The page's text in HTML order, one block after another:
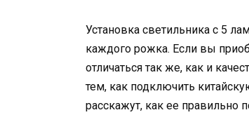
Установка светильника с 5
каждого рожка. Если вы
отличаться так же, как и
тем, как подключить
расскажут, как ее правильно